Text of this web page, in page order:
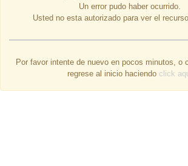
Restablecer texto
Escala de grises
Un error pudo haber ocurrido.
Usted no esta autorizado para ver el
Por favor intente de nuevo en pocos minutos, o
regrese al inicio haciendo click